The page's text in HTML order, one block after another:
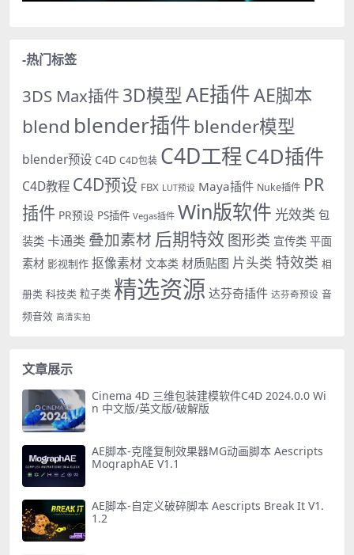
-热门标签
3DS Max插件3D模型AE插件AE脚本
blend blender插件 blender模型
blender预设 C4D C4D包装 C4D工程C4D插件
C4D教程 C4D预设 FBX LUT预设 Maya插件 Nuke插件 PR
插件 PR预设 PS插件 Vegas插件 Win版软件 光效类 包
装类 卡通类 叠加素材 后期特效 图形类 宣传类 平面
素材 影视制作 抠像素材 文本类 材质贴图 片头类 特效类 相
册类 科技类 粒子类 精选资源 达芬奇插件 达芬奇预设 音
频音效 高清实拍
文章展示
Cinema 4D 三维包装建模软件C4D 2024.0.0 Wi
n 中文版/英文版/破解版
AE脚本-克隆复制效果器MG动画脚本 Aescripts
MographAE V1.1
AE脚本-自定义破碎脚本 Aescripts Break It V1.
1.2